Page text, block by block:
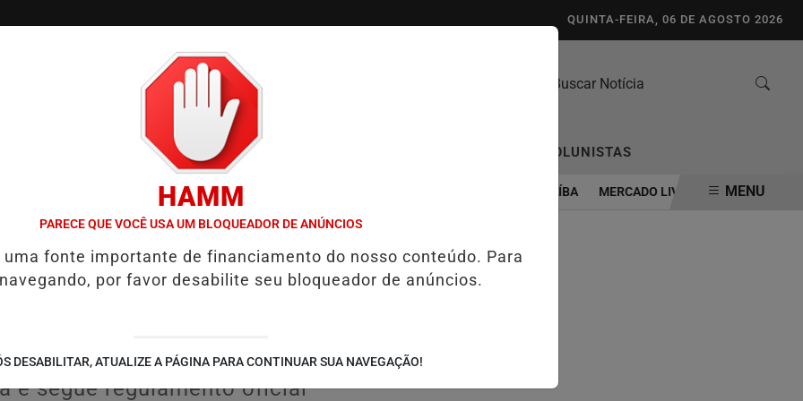
QUINTA-FEIRA, 06 DE AGOSTO 2026
CONTATO / CUPONS DE DESCONTO COLUNISTAS
CASO DE IDOSA QUE MORREU APÓS USO DE MEDICAMENTO CONTROLADO EM GUAÍBA MERCADO LIVRE ABRE CADASTRO PARA
MENU
para blocos do
até 20 de fevereiro
às 19h, na Avenida Nestor de
e segue regulamento oficial
HAMM
PARECE QUE VOCÊ USA UM BLOQUEADOR DE ANÚNCIOS
fonte importante de financiamento do nosso conteúdo. Para
por favor desabilite seu bloqueador de anúncios.
DESABILITAR, ATUALIZE A PÁGINA PARA CONTINUAR SUA NAVEGAÇÃO!